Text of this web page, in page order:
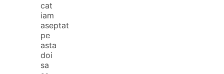
cat
iam
aseptat
pe
asta
doi
sa